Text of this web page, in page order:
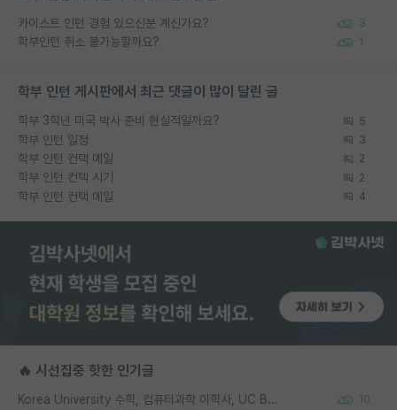
카이스트 인턴 경험 있으신분 계신가요? 3
학부인턴 취소 불가능할까요? 1
학부 인턴 게시판에서 최근 댓글이 많이 달린 글
학부 3학년 미국 박사 준비 현실적일까요? 5
학부 인턴 일정 3
학부 인턴 컨택 메일 2
학부 인턴 컨텍 시기 2
학부 인턴 컨택 메일 4
🔥 시선집중 핫한 인기글
Korea University 수학, 컴퓨터과학 이학사, UC Berkeley 산업공학 대학원 공학박사가 되는 것은 쉽지 않겠죠? 10